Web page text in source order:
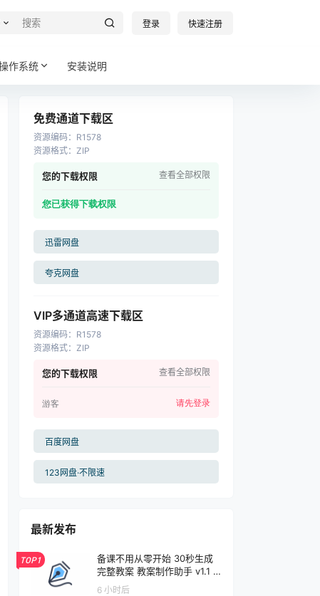
登录 快速注册
作系统 安装说明
免费通道下载区
资源编码： R1578
资源格式： ZIP
您的下载权限 查看全部权限
您已获得下载权限
迅雷网盘
夸克网盘
VIP多通道高速下载区
资源编码： R1578
资源格式： ZIP
您的下载权限 查看全部权限
游客 请先登录
百度网盘
123网盘·不限速
最新发布
TOP1
备课不用从零开始 30秒生成
完整教案 教案制作助手 v1.1 |
软件个锤子 | S1001
6 小时后